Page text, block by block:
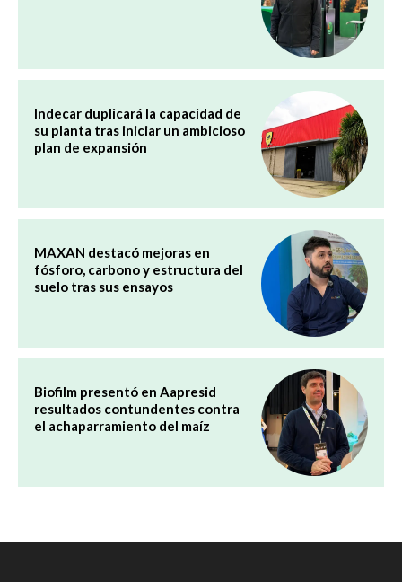
Indecar duplicará la capacidad de
su planta tras iniciar un ambicioso
plan de expansión
MAXAN destacó mejoras en
fósforo, carbono y estructura del
suelo tras sus ensayos
Biofilm presentó en Aapresid
resultados contundentes contra
el achaparramiento del maíz